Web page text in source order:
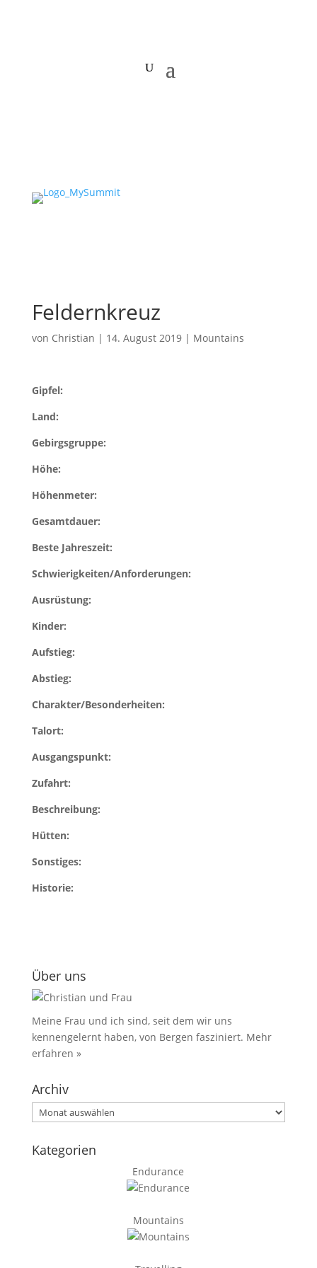
Feldernkreuz
von Christian | 14. August 2019| Mountains
Gipfel:
Land:
Gebirgsgruppe:
Höhe:
Höhenmeter:
Gesamtdauer:
Beste Jahreszeit:
Schwierigkeiten/Anforderungen:
Ausrüstung:
Kinder:
Aufstieg:
Abstieg:
Charakter/Besonderheiten:
Talort:
Ausgangspunkt:
Zufahrt:
Beschreibung:
Hütten:
Sonstiges:
Historie:
Über uns
Meine Frau und ich sind, seit dem wir uns
kennengelernt haben, von Bergen fasziniert. Mehr
erfahren »
Archiv
Archiv
Kategorien
Endurance
Mountains